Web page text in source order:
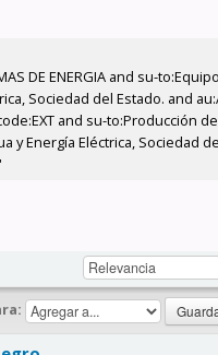
DE ENERGIA and su-
Sociedad del Estado. and
and su-to:Producción
y Energía Eléctrica, Sociedad